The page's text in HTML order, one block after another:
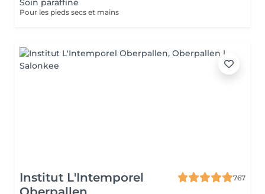
Soin paraffine
Pour les pieds secs et mains
Institut L'Intemporel
767